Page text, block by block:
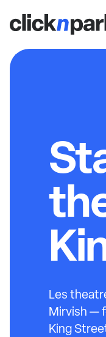
Les
Mirvish —
King